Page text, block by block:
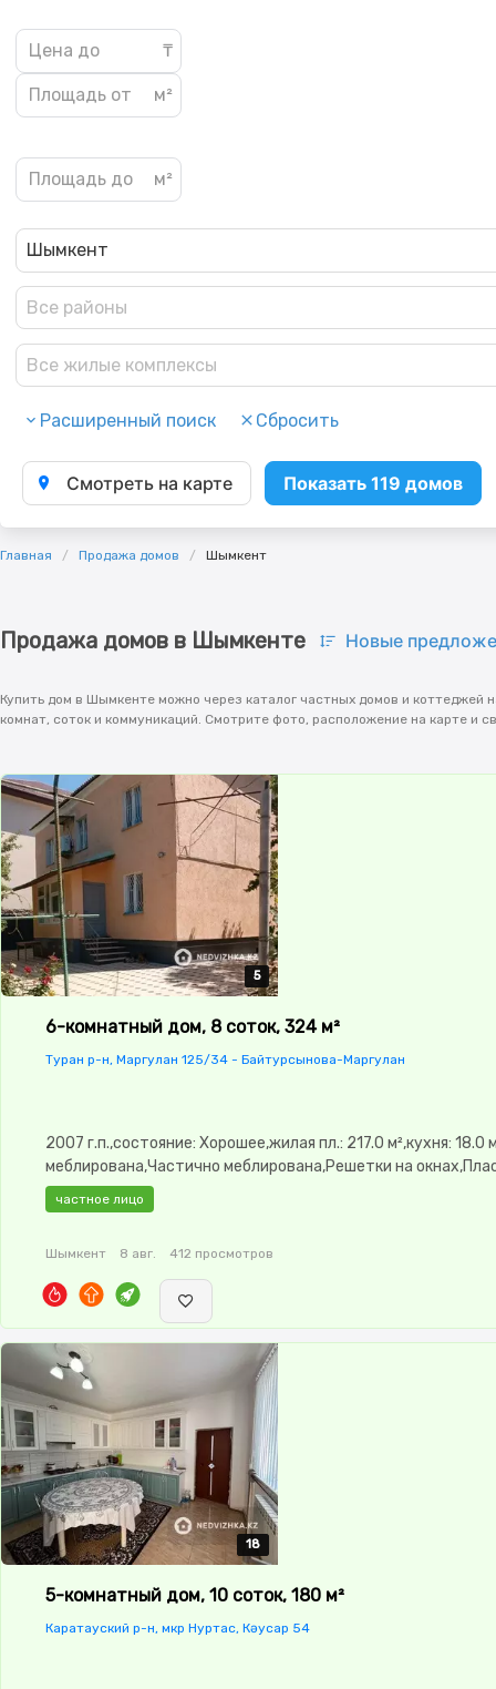
Шымкент
Все районы
Все жилые комплексы
Расширенный поиск Сбросить
Смотреть на карте Показать 119 домов
Главная Продажа домов Шымкент
Продажа домов в Шымкенте Новые
Купить дом в Шымкенте можно через каталог частных домов и коттеджей
комнат, соток и коммуникаций. Смотрите фото, расположение на карте и
5
5
5
5
5
6-комнатный дом, 8 соток, 324 м²
Туран р-н, Маргулан 125/34 - Байтурсынова-Маргулан
2007 г.п.,состояние: Хорошее,жилая пл.: 217.0 м²,кухня: 18.0
меблирована,Частично меблирована,Решетки на
окна,Навес,Баня,Бассейн,Гараж,Сад,Хозпостройки,Летняя
частное лицо
Шымкент 8 авг. 412 просмотров
18
18
18
18
18
5-комнатный дом, 10 соток, 180 м²
Каратауский р-н, мкр Нуртас, Кәусар 54